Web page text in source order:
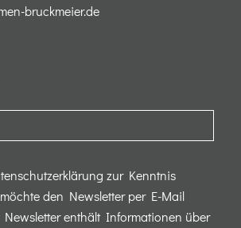
bruckmeier.de
zur Kenntnis
den Newsletter per E-Mail
enthält Informationen über